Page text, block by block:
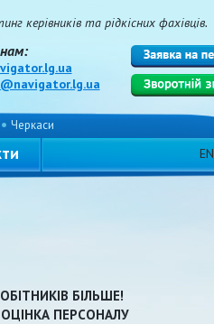
керівників та рідкісних фахівців.
Черкаси
EN
БІЛЬШЕ!
ПЕРСОНАЛУ